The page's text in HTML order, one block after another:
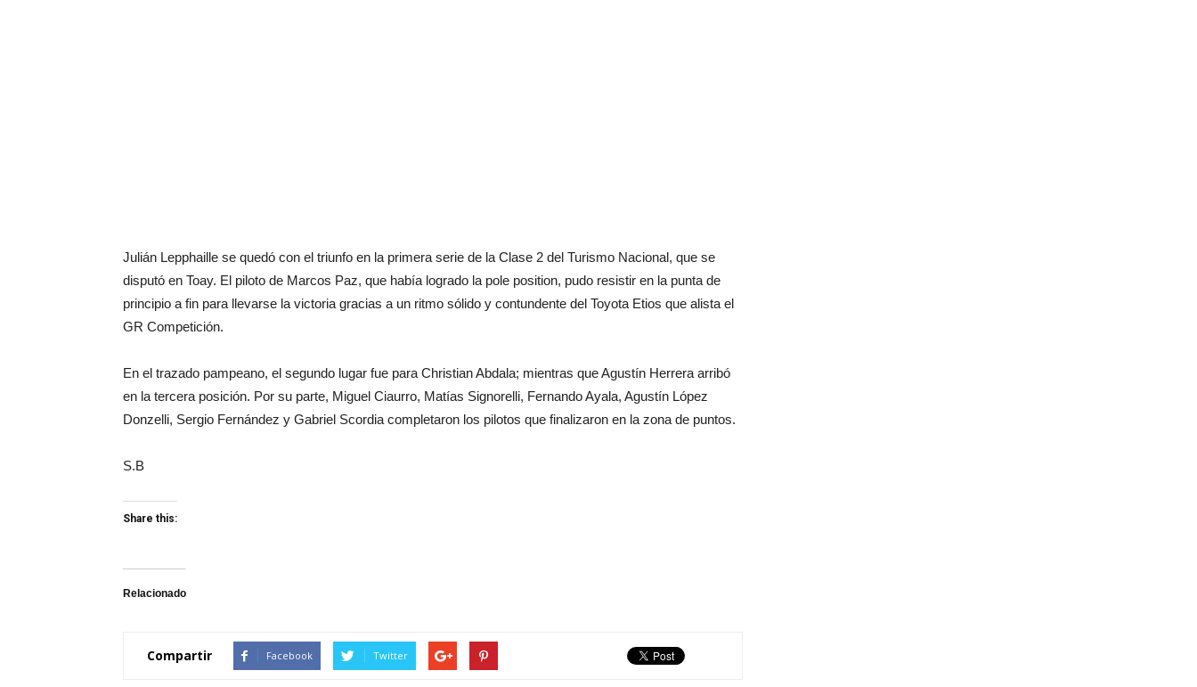
Julián Lepphaille se quedó con el triunfo en la primera serie de la Clase 2 del Turismo Nacional, que se
disputó en Toay. El piloto de Marcos Paz, que había logrado la pole position, pudo resistir en la punta de
principio a fin para llevarse la victoria gracias a un ritmo sólido y contundente del Toyota Etios que alista el
GR Competición.
En el trazado pampeano, el segundo lugar fue para Christian Abdala; mientras que Agustín Herrera arribó
en la tercera posición. Por su parte, Miguel Ciaurro, Matías Signorelli, Fernando Ayala, Agustín López
Donzelli, Sergio Fernández y Gabriel Scordia completaron los pilotos que finalizaron en la zona de puntos.
S.B
Share this:
Relacionado
Compartir Facebook Twitter